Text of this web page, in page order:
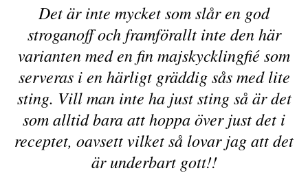
Det är inte mycket som slår en god
stroganoff och framförallt inte den här
varianten med en fin majskycklingfié som
serveras i en härligt gräddig sås med lite
sting. Vill man inte ha just sting så är det
som alltid bara att hoppa över just det i
receptet, oavsett vilket så lovar jag att det
är underbart gott!!